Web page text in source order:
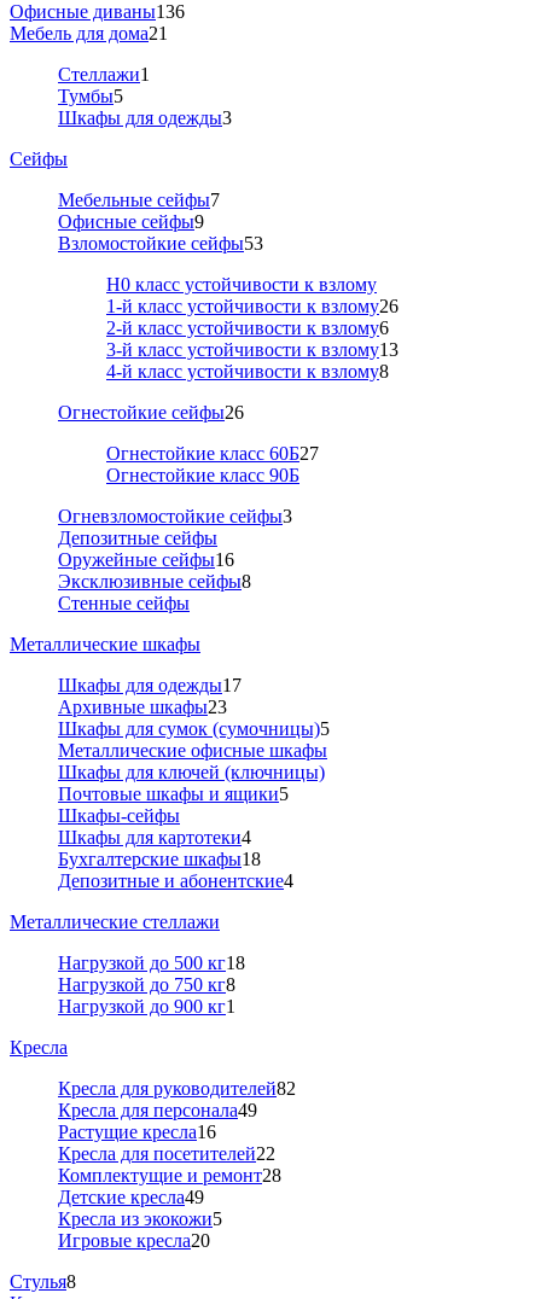
Офисные диваны136
Мебель для дома21
Стеллажи1
Тумбы5
Шкафы для одежды3
Сейфы
Мебельные сейфы7
Офисные сейфы9
Взломостойкие сейфы53
Н0 класс устойчивости к взлому
1-й класс устойчивости к взлому26
2-й класс устойчивости к взлому6
3-й класс устойчивости к взлому13
4-й класс устойчивости к взлому8
Огнестойкие сейфы26
Огнестойкие класс 60Б27
Огнестойкие класс 90Б
Огневзломостойкие сейфы3
Депозитные сейфы
Оружейные сейфы16
Эксклюзивные сейфы8
Стенные сейфы
Металлические шкафы
Шкафы для одежды17
Архивные шкафы23
Шкафы для сумок (сумочницы)5
Металлические офисные шкафы
Шкафы для ключей (ключницы)
Почтовые шкафы и ящики5
Шкафы-сейфы
Шкафы для картотеки4
Бухгалтерские шкафы18
Депозитные и абонентские4
Металлические стеллажи
Нагрузкой до 500 кг18
Нагрузкой до 750 кг8
Нагрузкой до 900 кг1
Кресла
Кресла для руководителей82
Кресла для персонала49
Растущие кресла16
Кресла для посетителей22
Комплектущие и ремонт28
Детские кресла49
Кресла из экокожи5
Игровые кресла20
Стулья8